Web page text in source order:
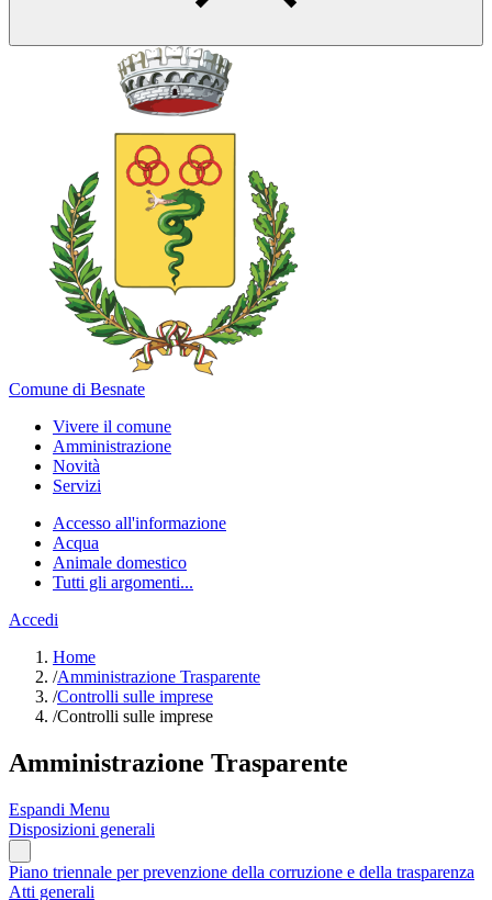
Comune di Besnate
Vivere il comune
Amministrazione
Novità
Servizi
Accesso all'informazione
Acqua
Animale domestico
Tutti gli argomenti...
Accedi
Home
/Amministrazione Trasparente
/Controlli sulle imprese
/Controlli sulle imprese
Amministrazione Trasparente
Espandi Menu
Disposizioni generali
Piano triennale per prevenzione della corruzione e della trasparenza
Atti generali